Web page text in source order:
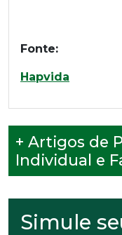
Fonte:
Hapvida
+ Artigos de
Individual e
Simule